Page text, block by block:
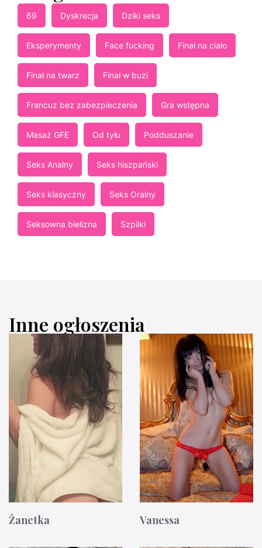
69 Dyskrecja Dziki seks
Eksperymenty Face fucking Finał na ciało
Finał na twarz Finał w buzi
Francuz bez zabezpieczenia Gra wstępna
Masaż GFE Od tyłu Podduszanie
Seks Analny Seks hiszpański
Seks klasyczny Seks Oralny
Seksowna bielizna Szpilki
Inne ogłoszenia
Żanetka Vanessa